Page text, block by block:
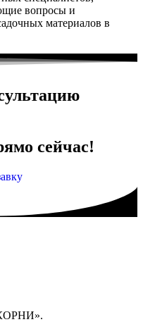
вопросы и
материалов в
сейчас!